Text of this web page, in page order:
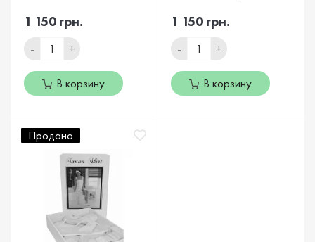
1 150 грн.
- +
В корзину
1 150 грн.
- +
В корзину
Продано